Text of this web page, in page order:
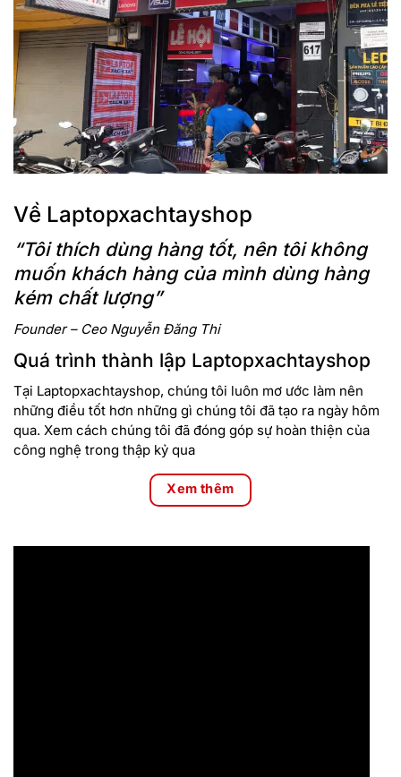
Về Laptopxachtayshop
“Tôi thích dùng hàng tốt, nên tôi không
muốn khách hàng của mình dùng hàng
kém chất lượng”
Founder – Ceo Nguyễn Đăng Thi
Quá trình thành lập Laptopxachtayshop
Tại Laptopxachtayshop, chúng tôi luôn mơ ước làm nên
những điều tốt hơn những gì chúng tôi đã tạo ra ngày hôm
qua. Xem cách chúng tôi đã đóng góp sự hoàn thiện của
công nghệ trong thập kỷ qua
Xem thêm